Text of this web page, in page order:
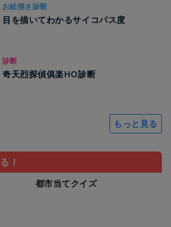
お絵描き診断
目を描いてわかるサイコパス度
診断
奇天烈探偵俱楽HO診断
もっと見る
！
都市当てクイズ